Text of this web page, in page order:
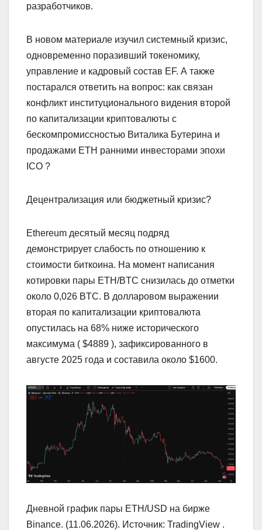
разработчиков.
В новом материале изучил системный кризис,
одновременно поразивший токеномику,
управление и кадровый состав EF. А также
постарался ответить на вопрос: как связан
конфликт институционального видения второй
по капитализации криптовалюты с
бескомпромиссностью Виталика Бутерина и
продажами ETH ранними инвесторами эпохи
ICO ?
Децентрализация или бюджетный кризис?
Ethereum десятый месяц подряд
демонстрирует слабость по отношению к
стоимости биткоина. На момент написания
котировки пары ETH/BTC снизилась до отметки
около 0,026 BTC. В долларовом выражении
вторая по капитализации криптовалюта
опустилась на 68% ниже исторического
максимума ( $4889 ), зафиксированного в
августе 2025 года и составила около $1600.
Дневной график пары ETH/USD на бирже
Binance. (11.06.2026). Источник: TradingView .